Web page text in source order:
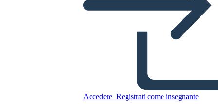
Accedere Registrati come insegnante
Copia questo Storyboard